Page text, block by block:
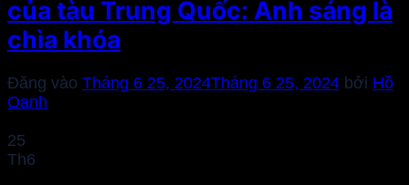
của tàu Trung Quốc: Ánh sáng là
chìa khóa
Đăng vào Tháng 6 25, 2024Tháng 6 25, 2024 bởi Hồ
Oanh
25
Th6